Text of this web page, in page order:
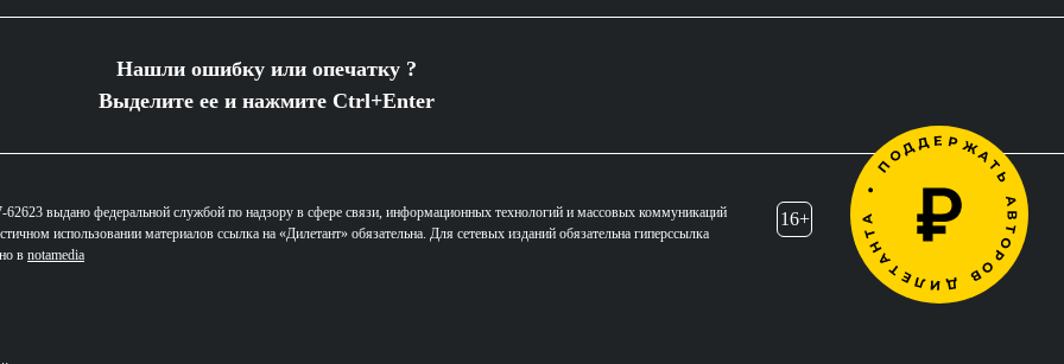
Нашли ошибку или опечатку ?
Выделите ее и нажмите Ctrl+Enter
выдано федеральной службой по надзору в сфере связи, информационных технологий и массовых коммуникаций
использовании материалов ссылка на «Дилетант» обязательна. Для сетевых изданий обязательна гиперссылка
в notamedia
16+